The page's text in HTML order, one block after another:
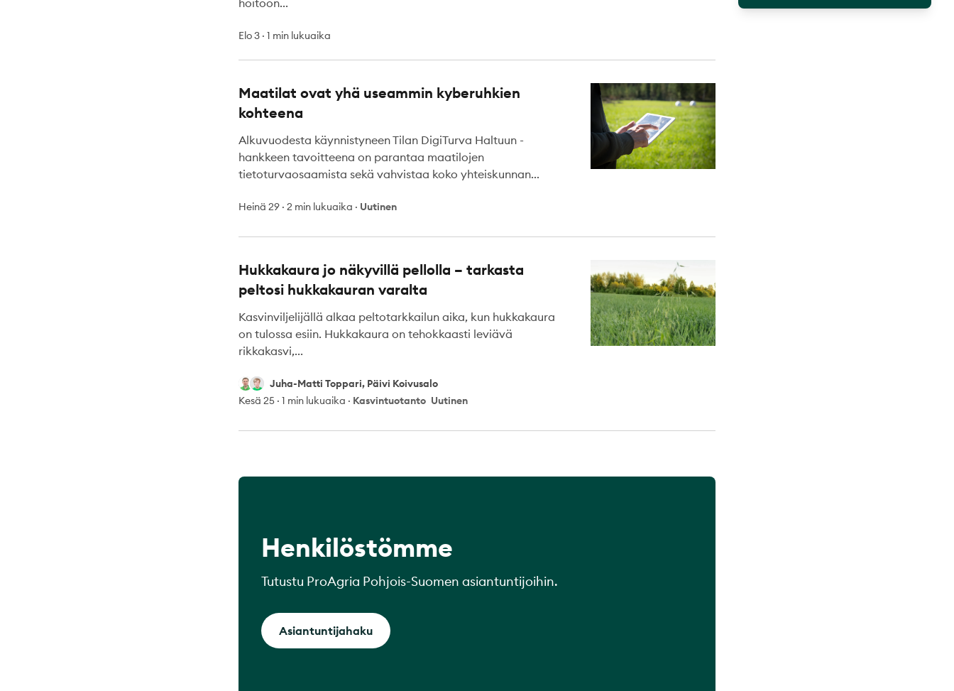
Elo 3 · 1 min lukuaika
Maatilat ovat yhä useammin kyberuhkien
kohteena
Alkuvuodesta käynnistyneen Tilan DigiTurva Haltuun -
hankkeen tavoitteena on parantaa maatilojen
tietoturvaosaamista sekä vahvistaa koko yhteiskunnan...
Heinä 29 · 2 min lukuaika · Uutinen
Hukkakaura jo näkyvillä pellolla – tarkasta
peltosi hukkakauran varalta
Kasvinviljelijällä alkaa peltotarkkailun aika, kun hukkakaura
on tulossa esiin. Hukkakaura on tehokkaasti leviävä
rikkakasvi,...
Juha-Matti Toppari
Päivi Koivusalo
Juha-Matti Toppari, Päivi Koivusalo
Kesä 25 · 1 min lukuaika · Kasvintuotanto Uutinen
Henkilöstömme
Tutustu ProAgria Pohjois-Suomen asiantuntijoihin.
Asiantuntijahaku